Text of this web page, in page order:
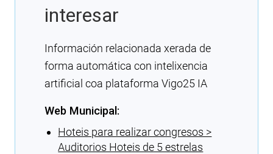
interesar
Información relacionada xerada de
forma automática con intelixencia
artificial coa plataforma Vigo25 IA
Web Municipal:
Hoteis para realizar congresos >
Auditorios Hoteis de 5 estrelas